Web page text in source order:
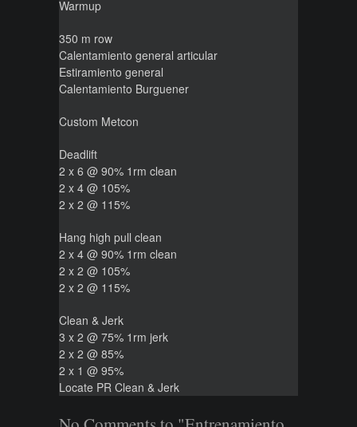
Warmup
350 m row
Calentamiento general articular
Estiramiento general
Calentamiento Burguener
Custom Metcon
Deadlift
2 x 6 @ 90% 1rm clean
2 x 4 @ 105%
2 x 2 @ 115%
Hang high pull clean
2 x 4 @ 90% 1rm clean
2 x 2 @ 105%
2 x 2 @ 115%
Clean & Jerk
3 x 2 @ 75% 1rm jerk
2 x 2 @ 85%
2 x 1 @ 95%
Locate PR Clean & Jerk